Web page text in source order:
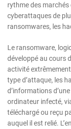
rythme des
cyberattaques de
ransomwares, les
Le ransomware,
développé au cours
activité
type d’attaque, les
d’informations
ordinateur infecté,
téléchargé ou reçu
auquel il est relié.